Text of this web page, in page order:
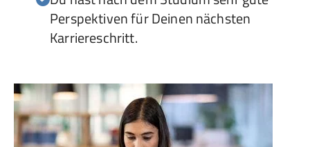
Perspektiven für Deinen nächsten
Karriereschritt.